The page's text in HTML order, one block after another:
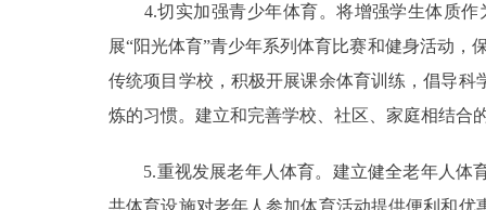
4.切实加强青少年体育。将增强学生体质作
展“阳光体育”青少年系列体育比赛和健身活动
传统项目学校，积极开展课余体育训练，倡导
炼的习惯。建立和完善学校、社区、家庭相结合
5.重视发展老年人体育。建立健全老年人体育
共体育设施对老年人参加体育活动提供便利和